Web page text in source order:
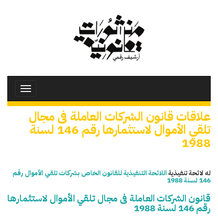
Toggle
علاقات قانون الشركات العاملة فى مجال
تلقي الأموال لاستثمارها رقم 146 لسنة
1988
له لائحة تنفيذيةاللائحة التنفيذية للقانون الخاص بشركات تلقي الأموال رقم
146 لسنة 1988
قانون الشركات العاملة فى مجال تلقي الأموال لاستثمارها
رقم 146 لسنة 1988